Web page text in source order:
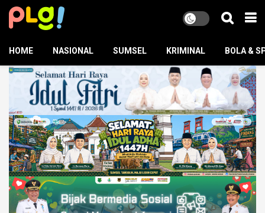
HOME NASIONAL SUMSEL KRIMINAL BOLA &